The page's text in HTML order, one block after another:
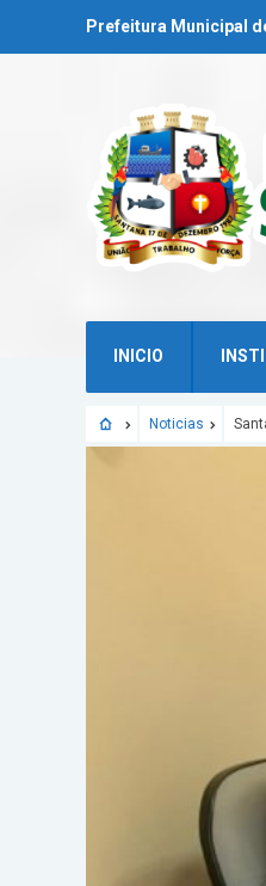
Prefeitura Municipal
INICIO
Noticias